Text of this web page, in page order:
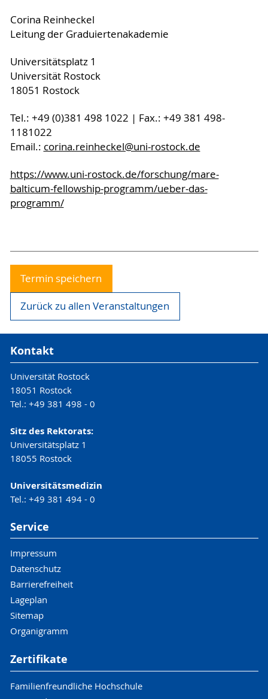
Corina Reinheckel
Leitung der Graduiertenakademie
Universitätsplatz 1
Universität Rostock
18051 Rostock
Tel.: +49 (0)381 498 1022 | Fax.: +49 381 498-
1181022
Email.: corina.reinheckel@uni-rostock.de
https://www.uni-rostock.de/forschung/mare-
balticum-fellowship-programm/ueber-das-
programm/
Termin speichern
Zurück zu allen Veranstaltungen
Kontakt
Universität Rostock
18051 Rostock
Tel.: +49 381 498 - 0
Sitz des Rektorats:
Universitätsplatz 1
18055 Rostock
Universitätsmedizin
Tel.: +49 381 494 - 0
Service
Impressum
Datenschutz
Barrierefreiheit
Lageplan
Sitemap
Organigramm
Zertifikate
Familienfreundliche Hochschule